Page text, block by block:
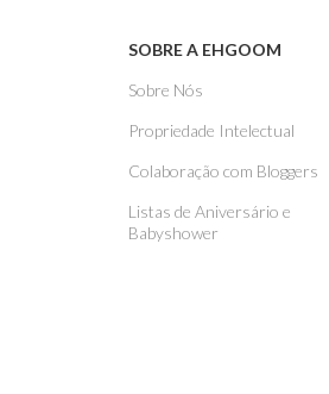
SOBRE A EHGOOM
Sobre Nós
Propriedade Intelectual
Colaboração com Bloggers
Listas de Aniversário e
Babyshower